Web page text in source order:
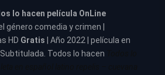
lo hacen película OnLine
género comedia y crimen |
HD Gratis | Año 2022 | película en
Todos lo hacen